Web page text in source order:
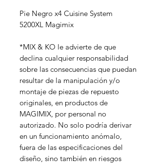
Pie Negro x4 Cuisine System
5200XL Magimix
*MIX & KO le advierte de que
declina cualquier responsabilidad
sobre las consecuencias que puedan
resultar de la manipulación y/o
montaje de piezas de repuesto
originales, en productos de
MAGIMIX, por personal no
autorizado. No solo podría derivar
en un funcionamiento anómalo,
fuera de las especificaciones del
diseño, sino también en riesgos